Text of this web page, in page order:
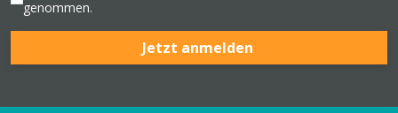
genommen.
Jetzt anmelden